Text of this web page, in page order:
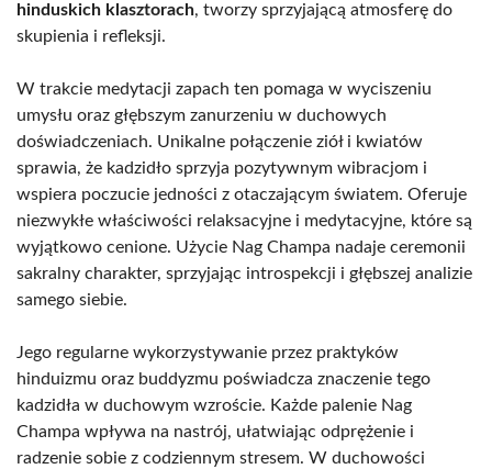
hinduskich klasztorach, tworzy sprzyjającą atmosferę do
skupienia i refleksji.
W trakcie medytacji zapach ten pomaga w wyciszeniu
umysłu oraz głębszym zanurzeniu w duchowych
doświadczeniach. Unikalne połączenie ziół i kwiatów
sprawia, że kadzidło sprzyja pozytywnym wibracjom i
wspiera poczucie jedności z otaczającym światem. Oferuje
niezwykłe właściwości relaksacyjne i medytacyjne, które są
wyjątkowo cenione. Użycie Nag Champa nadaje ceremonii
sakralny charakter, sprzyjając introspekcji i głębszej analizie
samego siebie.
Jego regularne wykorzystywanie przez praktyków
hinduizmu oraz buddyzmu poświadcza znaczenie tego
kadzidła w duchowym wzroście. Każde palenie Nag
Champa wpływa na nastrój, ułatwiając odprężenie i
radzenie sobie z codziennym stresem. W duchowości